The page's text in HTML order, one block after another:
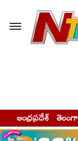
ఆంధ్రప్రదేశ్